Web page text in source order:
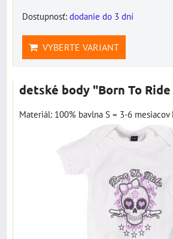
Dostupnosť: dodanie do 3 dní
VYBERTE VARIANT
detské body "Born To
Materiál: 100% bavlna S = 3-6 mesiacov